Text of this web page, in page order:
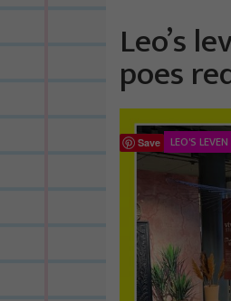
Leo’s
poes
Save LEO'S LEVEN